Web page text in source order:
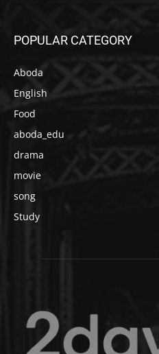
POPULAR CATEGORY
Aboda
English
Food
aboda_edu
drama
movie
song
Study